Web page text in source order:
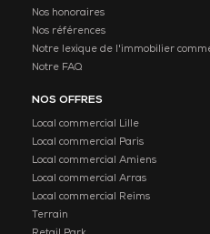
Nos honoraires
Nos références
Notre lexique de l'immobilier
Notre FAQ
NOS OFFRES
Local commercial Lille
Local commercial Paris
Local commercial Amiens
Local commercial Arras
Local commercial Reims
Terrain